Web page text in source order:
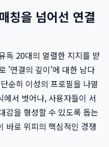
칭을 넘어선 연결
독 20대의 열렬한 지지를 받
'연결의 깊이'에 대한 남다
순히 이성의 프로필을 나열
서 벗어나, 사용자들이 서
감을 형성할 수 있도록 돕는
바로 위피의 핵심적인 경쟁